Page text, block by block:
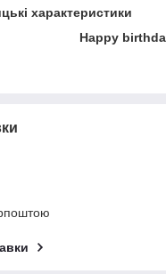
характеристики
Happy